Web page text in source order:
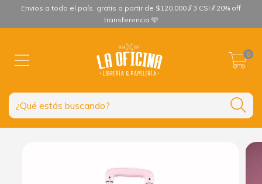
Envios a todo el país, gratis a partir de $120.000 // 3 CSI // 20% off
transferencia 🩵
0